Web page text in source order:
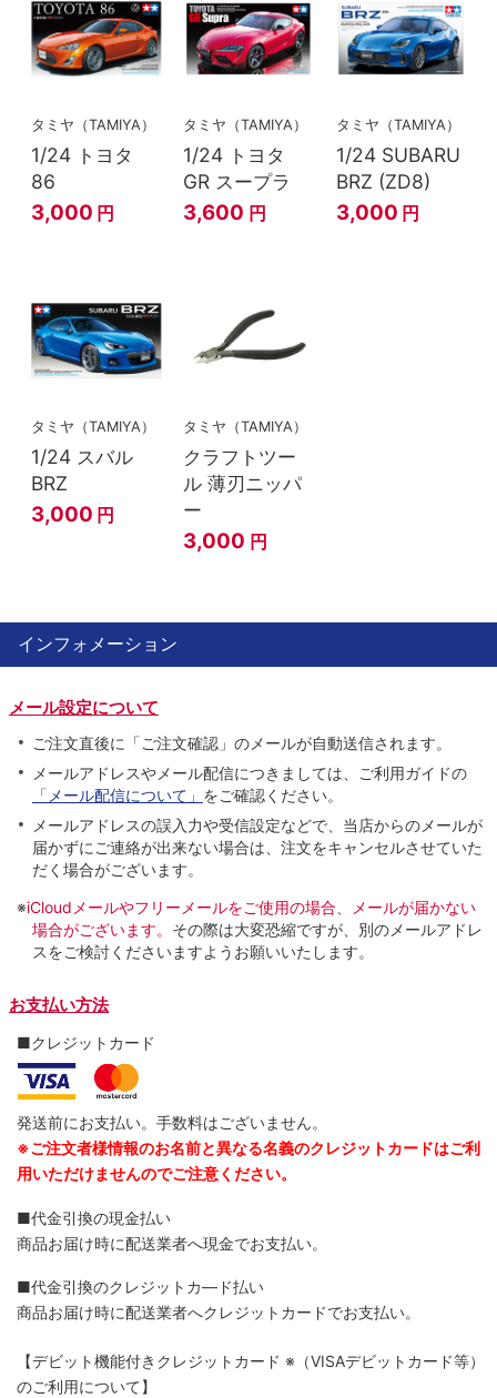
タミヤ（TAMIYA）
1/24 トヨタ
86
3,000 円
タミヤ（TAMIYA）
1/24 トヨタ
GR スープラ
3,600 円
タミヤ（TAMIYA）
1/24 SUBARU
BRZ (ZD8)
3,000 円
タミヤ（TAMIYA）
1/24 スバル
BRZ
3,000 円
タミヤ（TAMIYA）
クラフトツー
ル 薄刃ニッパ
ー
3,000 円
インフォメーション
メール設定について
ご注文直後に「ご注文確認」のメールが自動送信されます。
メールアドレスやメール配信につきましては、ご利用ガイドの
「メール配信について」 をご確認ください。
メールアドレスの誤入力や受信設定などで、当店からのメールが
届かずにご連絡が出来ない場合は、注文をキャンセルさせていた
だく場合がございます。
※iCloudメールやフリーメールをご使用の場合、メールが届かない
場合がございます。 その際は大変恐縮ですが、別のメールアドレ
スをご検討くださいますようお願いいたします。
お支払い方法
■クレジットカード
発送前にお支払い。手数料はございません。
※ご注文者様情報のお名前と異なる名義のクレジットカードはご利
用いただけませんのでご注意ください。
■代金引換の現金払い
商品お届け時に配送業者へ現金でお支払い。
■代金引換のクレジットカ―ド払い
商品お届け時に配送業者へクレジットカードでお支払い。
【デビット機能付きクレジットカード ※（VISAデビットカード等）
のご利用について】